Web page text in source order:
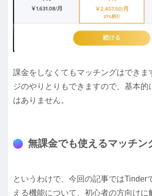
課金をしなくてもマッチングはできま
ジのやりとりもできますので、基本的
はありません。
無課金でも使えるマッチン
というわけで、今回の記事ではTinder
える機能について、初心者の方向けに